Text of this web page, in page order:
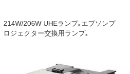
214W/206W UHEランプ｡エプソンプ
ロジェクター交換用ランプ｡